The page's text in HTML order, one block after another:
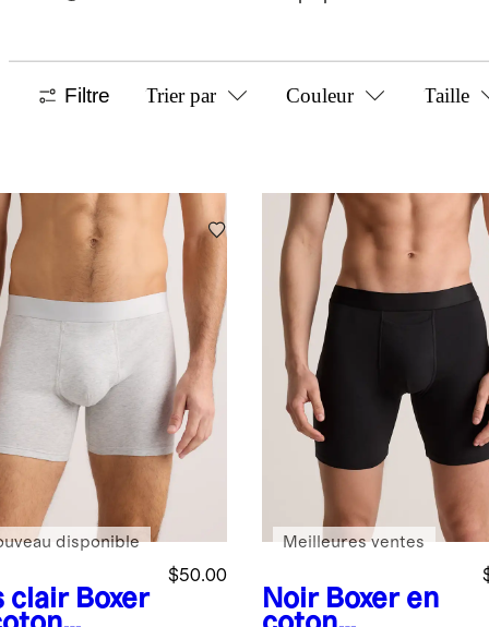
Filtre Trier par Couleur Taille
clair Boxer
$50.00
disponible
Noir Boxer en
Meilleures ventes